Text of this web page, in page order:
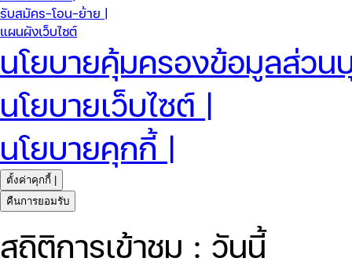
รับสมัคร-โอน-ย้าย |
แผนผังเว็บไซต์
นโยบายคุ้มครองข้อมูลส่วน
นโยบายเว็บไซต์ |
นโยบายคุกกี้ |
ตั้งค่าคุกกี้ |
คืนการยอมรับ
สถิติการเข้าชม : วันนี้